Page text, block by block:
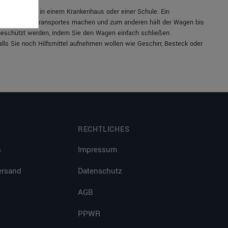
Beispiel in einem Krankenhaus oder einer Schule. Ein
des Transportes machen und zum anderen hält der Wagen bis
werden, indem Sie den Wagen einfach schließen.
Sie noch Hilfsmittel aufnehmen wollen wie Geschirr, Besteck oder
RECHTLICHES
Impressum
Datenschutz
AGB
PPWR